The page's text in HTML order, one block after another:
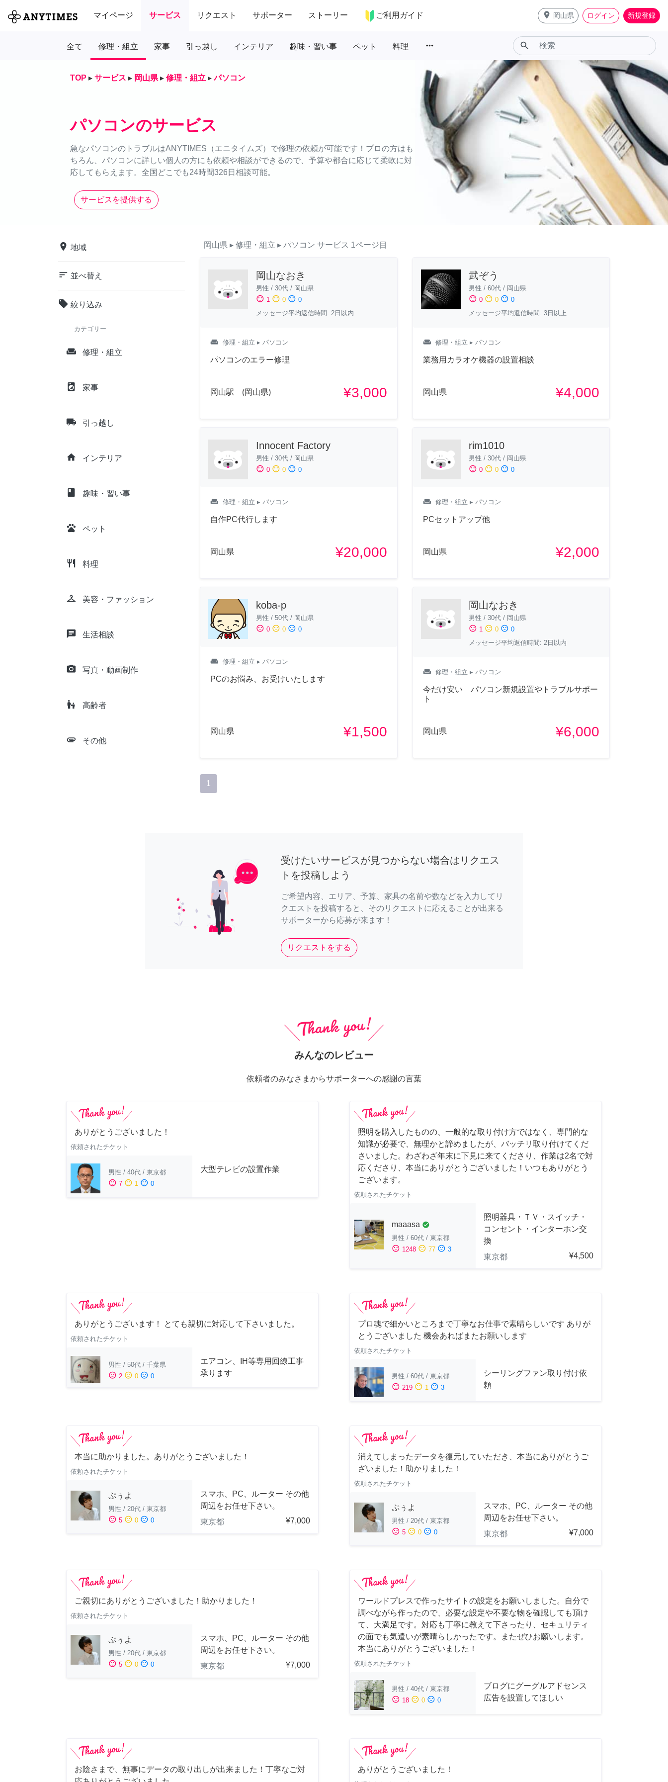
マイページ サービス リクエスト サポーター ストーリー ご利用ガイド place 岡山県 ログイン 新規登録
全て 修理・組立 家事 引っ越し インテリア 趣味・習い事 ペット 料理 more_horiz search
TOP ▸ サービス ▸ 岡山県 ▸ 修理・組立 ▸ パソコン
パソコンのサービス
急なパソコンのトラブルはANYTIMES（エニタイムズ）で修理の依頼が可能です！プロの方はも
ちろん、パソコンに詳しい個人の方にも依頼や相談ができるので、予算や都合に応じて柔軟に対
応してもらえます。全国どこでも24時間326日相談可能。
サービスを提供する
place 地域
sort 並べ替え
local_offer 絞り込み
カテゴリー
weekend 修理・組立
local_laundry_service 家事
local_shipping 引っ越し
home インテリア
class 趣味・習い事
pets ペット
restaurant 料理
checkroom 美容・ファッション
chat 生活相談
camera_alt 写真・動画制作
escalator_warning 高齢者
attachment その他
岡山県 ▸ 修理・組立 ▸ パソコン サービス 1ページ目
岡山なおき
男性 / 30代 / 岡山県
sentiment_satisfied 1 sentiment_neutral 0 sentiment_dissatisfied 0
メッセージ平均返信時間: 2日以内
weekend 修理・組立 ▸ パソコン
パソコンのエラー修理
岡山駅 (岡山県) ¥3,000
武ぞう
男性 / 60代/ 岡山県
sentiment_satisfied 0 sentiment_neutral 0 sentiment_dissatisfied 0
メッセージ平均返信時間: 3日以上
weekend 修理・組立 ▸ パソコン
業務用カラオケ機器の設置相談
岡山県 ¥4,000
Innocent Factory
男性 / 30代 / 岡山県
sentiment_satisfied 0 sentiment_neutral 0 sentiment_dissatisfied 0
weekend 修理・組立 ▸ パソコン
自作PC代行します
岡山県 ¥20,000
rim1010
男性 / 30代/ 岡山県
sentiment_satisfied 0 sentiment_neutral 0 sentiment_dissatisfied 0
weekend 修理・組立 ▸ パソコン
PCセットアップ他
岡山県 ¥2,000
koba-p
男性 / 50代 / 岡山県
sentiment_satisfied 0 sentiment_neutral 0 sentiment_dissatisfied 0
weekend 修理・組立 ▸ パソコン
PCのお悩み、お受けいたします
岡山県 ¥1,500
岡山なおき
男性 / 30代/ 岡山県
sentiment_satisfied 1 sentiment_neutral 0 sentiment_dissatisfied 0
メッセージ平均返信時間: 2日以内
weekend 修理・組立 ▸ パソコン
今だけ安い パソコン新規設置やトラブルサポー
ト
岡山県 ¥6,000
1
受けたいサービスが見つからない場合はリクエス
トを投稿しよう
ご希望内容、エリア、予算、家具の名前や数などを入力してリ
クエストを投稿すると、そのリクエストに応えることが出来る
サポーターから応募が来ます！
リクエストをする
みんなのレビュー
依頼者のみなさまからサポーターへの感謝の言葉
ありがとうございました！
依頼されたチケット
男性 / 40代 / 東京都
sentiment_satisfied 7 sentiment_neutral 1 sentiment_dissatisfied 0
大型テレビの設置作業
照明を購入したものの、一般的な取り付け方ではなく、専門的な
知識が必要で、無理かと諦めましたが、バッチリ取り付けてくだ
さいました。わざわざ年末に下見に来てくださり、作業は2名で対
応くださり、本当にありがとうございました！いつもありがとう
ございます。
依頼されたチケット
maaasa check_circle
男性 / 60代 / 東京都
sentiment_satisfied 1248 sentiment_neutral 77 sentiment_dissatisfied 3
照明器具・ＴＶ・スイッチ・
コンセント・インターホン交
換
東京都
¥4,500
ありがとうございます！ とても親切に対応して下さいました。
依頼されたチケット
男性 / 50代 / 千葉県
sentiment_satisfied 2 sentiment_neutral 0 sentiment_dissatisfied 0
エアコン、IH等専用回線工事
承ります
プロ魂で細かいところまで丁寧なお仕事で素晴らしいです ありが
とうございました 機会あればまたお願いします
依頼されたチケット
男性 / 60代 / 東京都
sentiment_satisfied 219 sentiment_neutral 1 sentiment_dissatisfied 3
シーリングファン取り付け依
頼
本当に助かりました。ありがとうございました！
依頼されたチケット
ぷぅよ
男性 / 20代 / 東京都
sentiment_satisfied 5 sentiment_neutral 0 sentiment_dissatisfied 0
スマホ、PC、ルーター その他
周辺をお任せ下さい。
東京都
¥7,000
消えてしまったデータを復元していただき、本当にありがとうご
ざいました！助かりました！
依頼されたチケット
ぷぅよ
男性 / 20代 / 東京都
sentiment_satisfied 5 sentiment_neutral 0 sentiment_dissatisfied 0
スマホ、PC、ルーター その他
周辺をお任せ下さい。
東京都
¥7,000
ご親切にありがとうございました！助かりました！
依頼されたチケット
ぷぅよ
男性 / 20代 / 東京都
sentiment_satisfied 5 sentiment_neutral 0 sentiment_dissatisfied 0
スマホ、PC、ルーター その他
周辺をお任せ下さい。
東京都
¥7,000
ワールドプレスで作ったサイトの設定をお願いしました。自分で
調べながら作ったので、必要な設定や不要な物を確認しても頂け
て、大満足です。対応も丁寧に教えて下さったり、セキュリティ
の面でも気遣いが素晴らしかったです。またぜひお願いします。
本当にありがとうございました！
依頼されたチケット
男性 / 40代 / 東京都
sentiment_satisfied 18 sentiment_neutral 0 sentiment_dissatisfied 0
ブログにグーグルアドセンス
広告を設置してほしい
お陰さまで、無事にデータの取り出しが出来ました！丁寧なご対
ありがとうございました！